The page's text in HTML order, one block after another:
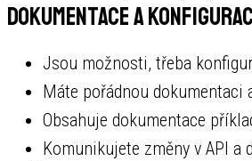
Dokumentace a
Jsou možnosti, třeba
Máte pořádnou
Obsahuje dokumentace
Komunikujete změny v API a